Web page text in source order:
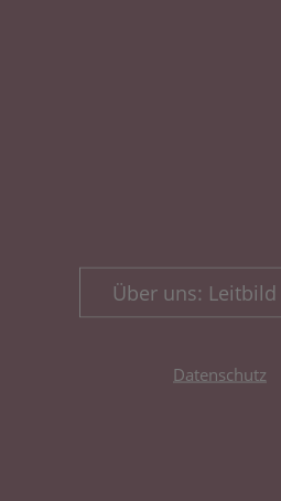
Über uns:
Datenschutz